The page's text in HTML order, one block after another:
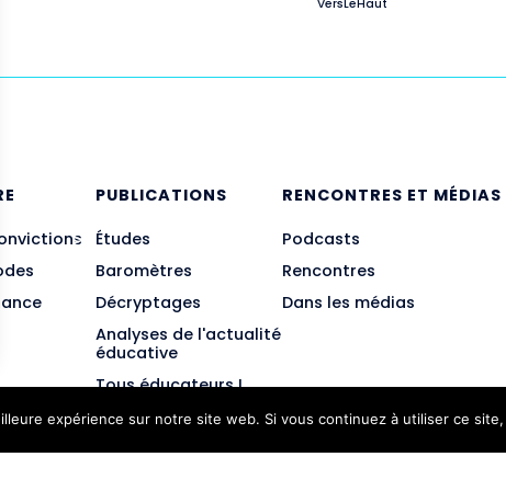
VersLeHaut
PUBLICATIONS
Études
Baromètres
Décryptages
Analyses de l'actualité
éducative
Tous éducateurs !
RENCONTRES ET MÉDIAS
Podcasts
Rencontres
Dans les médias
expérience sur notre site web. Si vous continuez à utiliser ce